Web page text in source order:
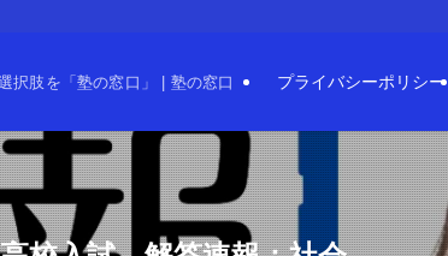
択肢を「塾の窓口」 | 塾の窓口 プライバシーポリシー